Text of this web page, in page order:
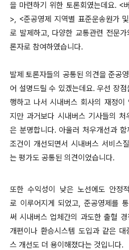
을 마련하기 위한 토론회였는데요. <
>, <준공영제 지역별 표준운송원가
로 발제하고, 다양한 교통관련 전문
론자로 참여하였습니다.
발제 토론자들의 공통된 의견을 준공
어 설명드릴 수 있겠는데요. 우선 장점
행하고 나서 시내버스 회사의 재정이
지만 과거보다 시내버스 기사들의
은 분명합니다. 아울러 처우개선과
조건이 개선되면서 시내버스 서비스
는 평가도 공통된 의견이었습니다.
또한 수익성이 낮은 노선에도 안정
로 이루어지게 되었고, 준공영제를
써 시내버스 업체간의 과도한 출혈
개편이나 환승시스템 도입과 같은 대
스 개선도 더 용이해졌다는 것입니다.